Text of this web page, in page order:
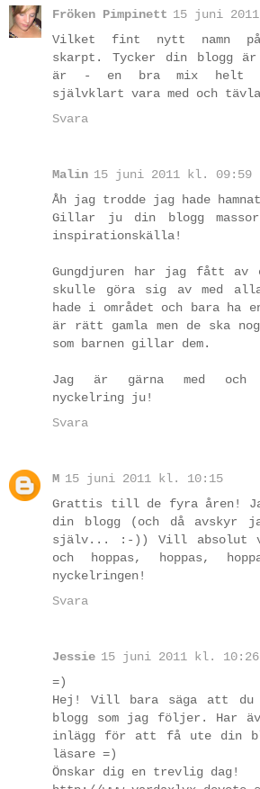
Fröken Pimpinett 15 juni
Vilket fint nytt namn
skarpt. Tycker din blogg är
är - en bra mix helt
självklart vara med och
Svara
Malin 15 juni 2011 kl. 09:59
Åh jag trodde jag hade
Gillar ju din blogg
inspirationskälla!
Gungdjuren har jag fått av
skulle göra sig av med alla
hade i området och bara ha
är rätt gamla men de ska
som barnen gillar dem.
Jag är gärna med och
nyckelring ju!
Svara
M 15 juni 2011 kl. 10:15
Grattis till de fyra åren!
din blogg (och då avskyr
själv... :-)) Vill absolut
och hoppas, hoppas,
nyckelringen!
Svara
Jessie 15 juni 2011 kl. 10:26
=)
Hej! Vill bara säga att du
blogg som jag följer. Har
inlägg för att få ute din
läsare =)
Önskar dig en trevlig dag!